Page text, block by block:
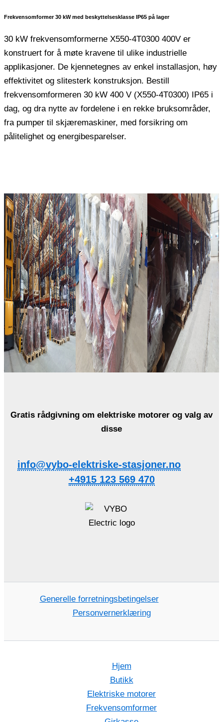
Frekvensomformer 30 kW med beskyttelsesklasse IP65 på lager
30 kW frekvensomformerne X550-4T0300 400V er
konstruert for å møte kravene til ulike industrielle
applikasjoner. De kjennetegnes av enkel installasjon, høy
effektivitet og slitesterk konstruksjon. Bestill
frekvensomformeren 30 kW 400 V (X550-4T0300) IP65 i
dag, og dra nytte av fordelene i en rekke bruksområder,
fra pumper til skjæremaskiner, med forsikring om
pålitelighet og energibesparelser.
Gratis rådgivning om elektriske motorer og valg av
disse
info@vybo-elektriske-stasjoner.no
+4915 123 569 470
Generelle forretningsbetingelser
Personvernerklæring
Hjem
Butikk
Elektriske motorer
Frekvensomformer